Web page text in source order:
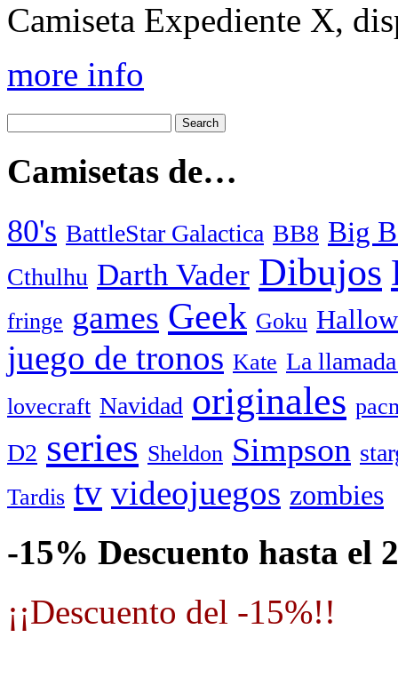
Camiseta Expediente X,
more info
Camisetas de…
80's BattleStar Galactica BB8 Big
Cthulhu Darth Vader Dibujos
fringe games Geek Goku
juego de tronos Kate La
lovecraft Navidad originales
D2 series Sheldon Simpson
Tardis tv videojuegos zombies
-15% Descuento hasta el
¡¡Descuento del -15%!!